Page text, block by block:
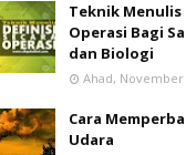
Teknik Menulis
Operasi Bagi
dan Biologi
Ahad, November
Cara
Udara